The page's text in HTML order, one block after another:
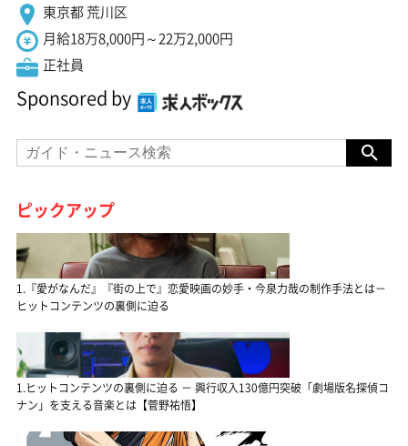
東京都 荒川区
月給18万8,000円～22万2,000円
正社員
Sponsored by
ピックアップ
1.『愛がなんだ』『街の上で』恋愛映画の妙手・今泉力哉の制作手法とは－
ヒットコンテンツの裏側に迫る
1.ヒットコンテンツの裏側に迫る － 興行収入130億円突破「劇場版名探偵コ
ナン」を支える音楽とは【菅野祐悟】